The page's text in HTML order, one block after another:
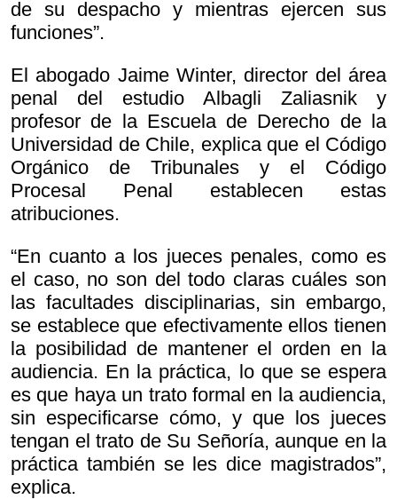
de su despacho y mientras ejercen sus
funciones”.
El abogado Jaime Winter, director del área
penal del estudio Albagli Zaliasnik y
profesor de la Escuela de Derecho de la
Universidad de Chile, explica que el Código
Orgánico de Tribunales y el Código
Procesal Penal establecen estas
atribuciones.
“En cuanto a los jueces penales, como es
el caso, no son del todo claras cuáles son
las facultades disciplinarias, sin embargo,
se establece que efectivamente ellos tienen
la posibilidad de mantener el orden en la
audiencia. En la práctica, lo que se espera
es que haya un trato formal en la audiencia,
sin especificarse cómo, y que los jueces
tengan el trato de Su Señoría, aunque en la
práctica también se les dice magistrados”,
explica.